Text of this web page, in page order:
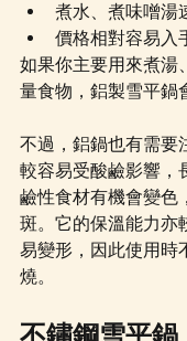
煮水、煮味噌湯
價格相對容易入
如果你主要用來煮湯
量食物，鋁製雪平鍋
不過，鋁鍋也有需要
較容易受酸鹼影響，
鹼性食材有機會變色
斑。它的保溫能力亦
易變形，因此使用時
燒。